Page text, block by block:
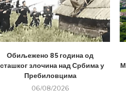
Обиљежено 85 година од
злочина над Србима у
Пребиловцима
06/08/2026